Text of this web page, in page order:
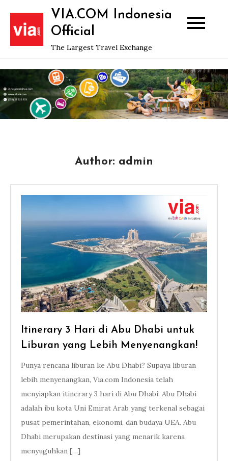
content
VIA.COM Indonesia
Official
The Largest Travel Exchange
Author: admin
Itinerary 3 Hari di Abu Dhabi untuk
Liburan yang Lebih Menyenangkan!
Punya rencana liburan ke Abu Dhabi? Supaya liburan
lebih menyenangkan, Via.com Indonesia telah
menyiapkan itinerary 3 hari di Abu Dhabi. Abu Dhabi
adalah ibu kota Uni Emirat Arab yang terkenal sebagai
pusat pemerintahan, ekonomi, dan budaya UEA. Abu
Dhabi merupakan destinasi yang menarik karena
menyuguhkan […]